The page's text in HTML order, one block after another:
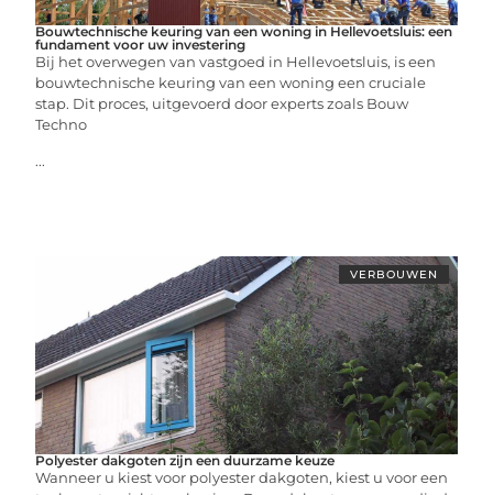
Bouwtechnische keuring van een woning in Hellevoetsluis: een
fundament voor uw investering
Bij het overwegen van vastgoed in Hellevoetsluis, is een
bouwtechnische keuring van een woning een cruciale
stap. Dit proces, uitgevoerd door experts zoals Bouw
Techno
...
VERBOUWEN
Polyester dakgoten zijn een duurzame keuze
Wanneer u kiest voor polyester dakgoten, kiest u voor een